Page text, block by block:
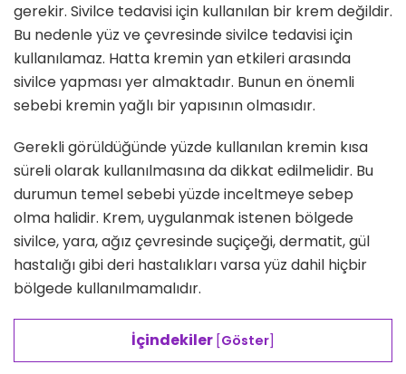
gerekir. Sivilce tedavisi için kullanılan bir krem değildir.
Bu nedenle yüz ve çevresinde sivilce tedavisi için
kullanılamaz. Hatta kremin yan etkileri arasında
sivilce yapması yer almaktadır. Bunun en önemli
sebebi kremin yağlı bir yapısının olmasıdır.
Gerekli görüldüğünde yüzde kullanılan kremin kısa
süreli olarak kullanılmasına da dikkat edilmelidir. Bu
durumun temel sebebi yüzde inceltmeye sebep
olma halidir. Krem, uygulanmak istenen bölgede
sivilce, yara, ağız çevresinde suçiçeği, dermatit, gül
hastalığı gibi deri hastalıkları varsa yüz dahil hiçbir
bölgede kullanılmamalıdır.
İçindekiler [Göster]